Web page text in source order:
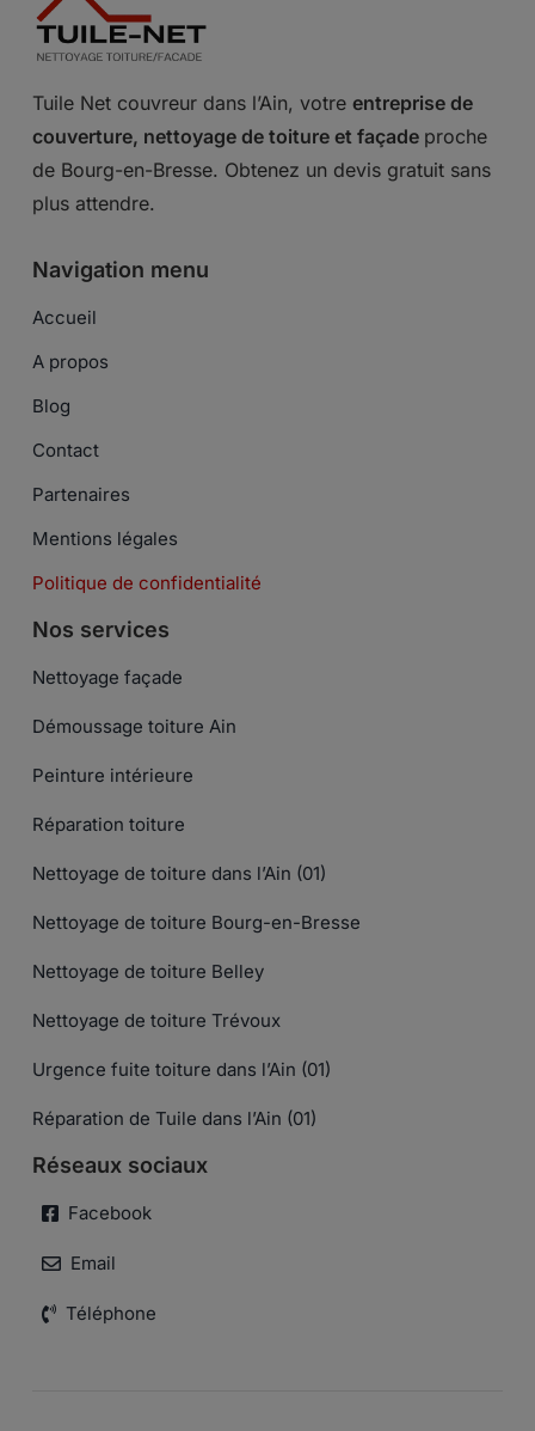
Tuile Net couvreur dans l’Ain, votre entreprise de
couverture, nettoyage de toiture et façade proche
de Bourg-en-Bresse. Obtenez un devis gratuit sans
plus attendre.
Navigation menu
Accueil
A propos
Blog
Contact
Partenaires
Mentions légales
Politique de confidentialité
Nos services
Nettoyage façade
Démoussage toiture Ain
Peinture intérieure
Réparation toiture
Nettoyage de toiture dans l’Ain (01)
Nettoyage de toiture Bourg-en-Bresse
Nettoyage de toiture Belley
Nettoyage de toiture Trévoux
Urgence fuite toiture dans l’Ain (01)
Réparation de Tuile dans l’Ain (01)
Réseaux sociaux
Facebook
Email
Téléphone